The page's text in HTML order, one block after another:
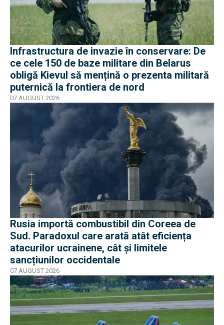
Infrastructura de invazie în conservare: De
ce cele 150 de baze militare din Belarus
obligă Kievul să mențină o prezenta militară
puternică la frontiera de nord
07 AUGUST 2026
Rusia importă combustibil din Coreea de
Sud. Paradoxul care arată atât eficiența
atacurilor ucrainene, cât și limitele
sancțiunilor occidentale
07 AUGUST 2026